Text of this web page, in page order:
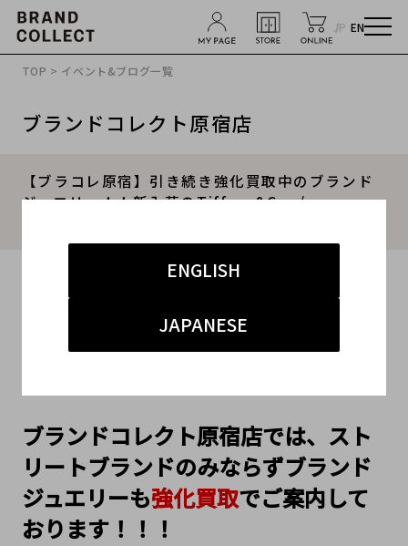
JP EN
ENGLISH
JAPANESE
TOP > イベント&ブログ一覧
ブランドコレクト原宿店
【ブラコレ原宿】引き続き強化買取中のブランド
ジュエリー！！新入荷のTiffany&Co. /
#買取強化
ブランドコレクト原宿店では、スト
リートブランドのみならずブランド
ジュエリーも強化買取でご案内して
おります！！！